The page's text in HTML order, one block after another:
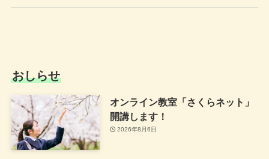
おしらせ
オンライン教室「さくらネット」
開講します！
2026年8月6日